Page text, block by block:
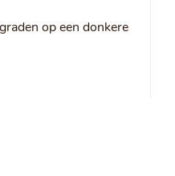
op een donkere